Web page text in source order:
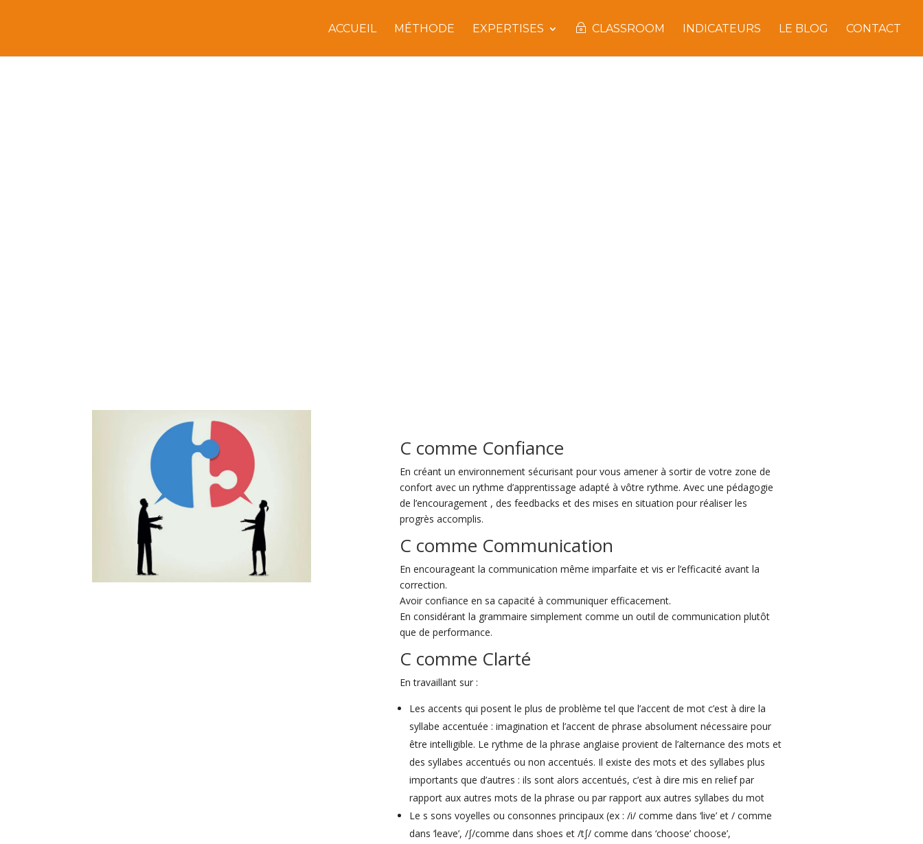
ACCUEIL MÉTHODE EXPERTISES CLASSROOM INDICATEURS LE BLOG CONTACT
C comme Confiance
En créant un environnement sécurisant pour vous amener à sortir de votre zone de
confort avec un rythme d’apprentissage adapté à vôtre rythme. Avec une pédagogie
de l’encouragement , des feedbacks et des mises en situation pour réaliser les
progrès accomplis.
C comme Communication
En encourageant la communication même imparfaite et vis er l’efficacité avant la
correction.
Avoir confiance en sa capacité à communiquer efficacement.
En considérant la grammaire simplement comme un outil de communication plutôt
que de performance.
C comme Clarté
En travaillant sur :
Les accents qui posent le plus de problème tel que l’accent de mot c’est à dire la
syllabe accentuée : imagination et l’accent de phrase absolument nécessaire pour
être intelligible. Le rythme de la phrase anglaise provient de l’alternance des mots et
des syllabes accentués ou non accentués. Il existe des mots et des syllabes plus
importants que d’autres : ils sont alors accentués, c’est à dire mis en relief par
rapport aux autres mots de la phrase ou par rapport aux autres syllabes du mot
Le s sons voyelles ou consonnes principaux (ex : /i/ comme dans ‘live’ et / comme
dans ‘leave’, /∫/comme dans shoes et /t∫/ comme dans ‘choose’ choose’,